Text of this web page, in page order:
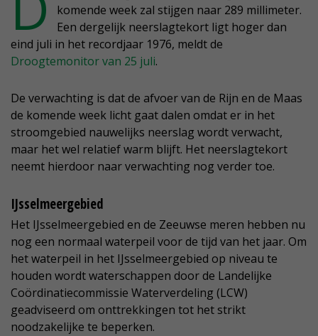
komende week zal stijgen naar 289 millimeter.
Een dergelijk neerslagtekort ligt hoger dan
eind juli in het recordjaar 1976, meldt de
Droogtemonitor van 25 juli.
De verwachting is dat de afvoer van de Rijn en de Maas
de komende week licht gaat dalen omdat er in het
stroomgebied nauwelijks neerslag wordt verwacht,
maar het wel relatief warm blijft. Het neerslagtekort
neemt hierdoor naar verwachting nog verder toe.
IJsselmeergebied
Het IJsselmeergebied en de Zeeuwse meren hebben nu
nog een normaal waterpeil voor de tijd van het jaar. Om
het waterpeil in het IJsselmeergebied op niveau te
houden wordt waterschappen door de Landelijke
Coördinatiecommissie Waterverdeling (LCW)
geadviseerd om onttrekkingen tot het strikt
noodzakelijke te beperken.